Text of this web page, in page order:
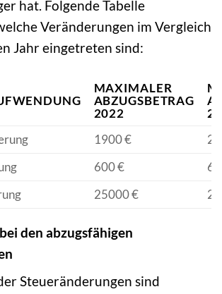
hat. Folgende Tabelle
Veränderungen im Vergleich
Jahr eingetreten sind:
MAXIMALER
ABZUGSBETRAG
2022
1900 €
600 €
25000 €
den abzugsfähigen
Steueränderungen sind